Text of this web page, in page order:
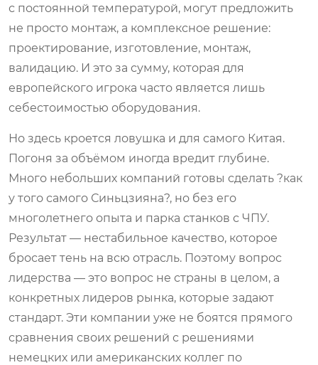
с постоянной температурой, могут предложить
не просто монтаж, а комплексное решение:
проектирование, изготовление, монтаж,
валидацию. И это за сумму, которая для
европейского игрока часто является лишь
себестоимостью оборудования.
Но здесь кроется ловушка и для самого Китая.
Погоня за объёмом иногда вредит глубине.
Много небольших компаний готовы сделать ?как
у того самого Синьцзияна?, но без его
многолетнего опыта и парка станков с ЧПУ.
Результат — нестабильное качество, которое
бросает тень на всю отрасль. Поэтому вопрос
лидерства — это вопрос не страны в целом, а
конкретных лидеров рынка, которые задают
стандарт. Эти компании уже не боятся прямого
сравнения своих решений с решениями
немецких или американских коллег по